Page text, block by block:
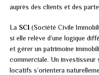
auprès des clients et des
La SCI (Société Civile
si elle relève d’une logique
et gérer un patrimoine
commerciale. Un investisseur
locatifs s’orientera